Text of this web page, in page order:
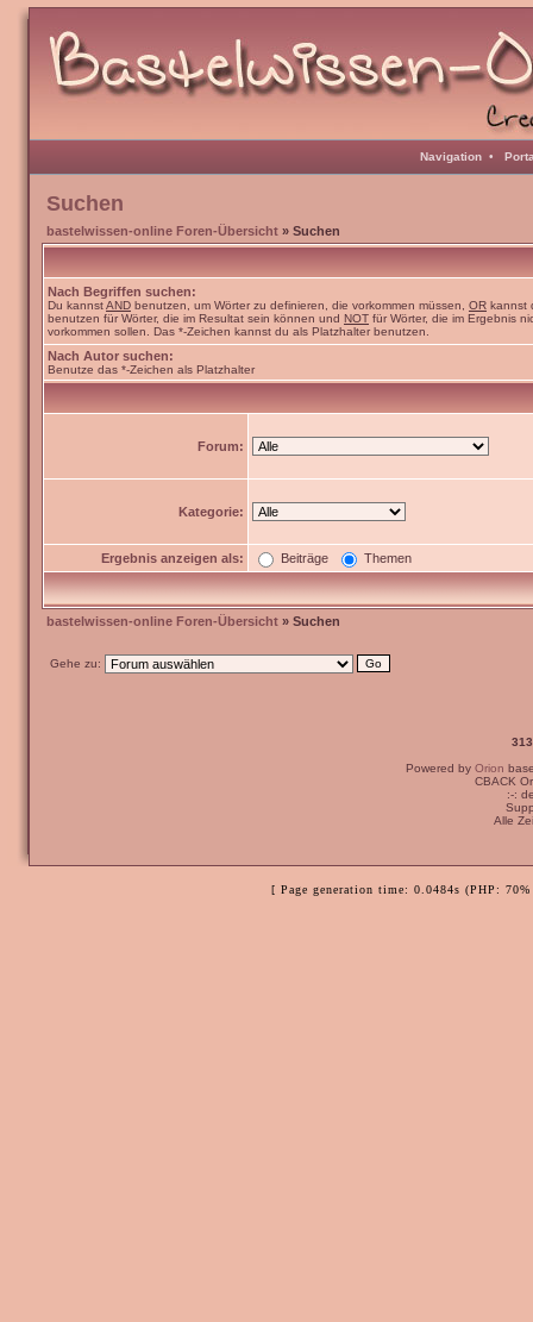
Navigation •
Suchen
bastelwissen-online Foren-Übersicht » Suchen
Nach Begriffen suchen:
Du kannstAND benutzen, um Wörter zu definieren, die vorkommen müssen, OR kannst
benutzen für Wörter, die im Resultat sein können und NOT für Wörter, die im Ergebnis
vorkommen sollen. Das *-Zeichen kannst du als Platzhalter benutzen.
Nach Autor suchen:
Benutze das *-Zeichen als Platzhalter
Forum:
Kategorie:
Ergebnis anzeigen als: Beiträge Themen
bastelwissen-online Foren-Übersicht » Suchen
Gehe zu:
Powered by Orion
CBACK
:-:
Alle
[ Page generation time: 0.0484s (PHP: